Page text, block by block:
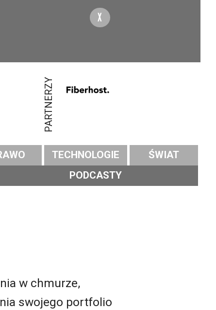
X
PARTNERZY
TECHNOLOGIE
ŚWIAT
PODCASTY
w chmurze,
swojego portfolio